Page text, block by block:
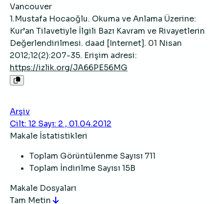
Vancouver
1.Mustafa Hocaoğlu. Okuma ve Anlama Üzerine:
Kur’an Tilavetiyle İlgili Bazı Kavram ve Rivayetlerin
Değerlendirilmesi. daad [Internet]. 01 Nisan
2012;12(2):207-35. Erişim adresi:
https://izlik.org/JA66PE56MG
Arşiv
Cilt: 12 Sayı: 2 , 01.04.2012
Makale İstatistikleri
Toplam Görüntülenme Sayısı 711
Toplam İndirilme Sayısı 15B
Makale Dosyaları
Tam Metin